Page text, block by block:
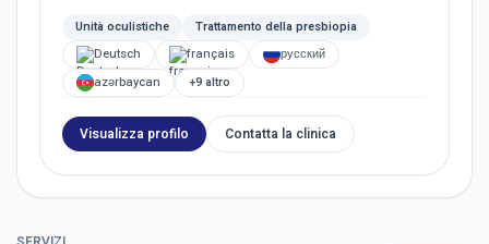
Unità oculistiche
Trattamento della presbiopia
Deutsch
français
русский
azərbaycan
+9 altro
Visualizza profilo Contatta la clinica